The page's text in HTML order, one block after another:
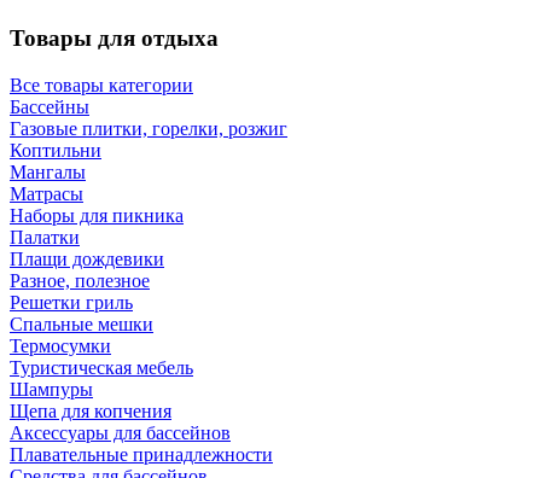
Товары для отдыха
Все товары категории
Бассейны
Газовые плитки, горелки, розжиг
Коптильни
Мангалы
Матрасы
Наборы для пикника
Палатки
Плащи дождевики
Разное, полезное
Решетки гриль
Спальные мешки
Термосумки
Туристическая мебель
Шампуры
Щепа для копчения
Аксессуары для бассейнов
Плавательные принадлежности